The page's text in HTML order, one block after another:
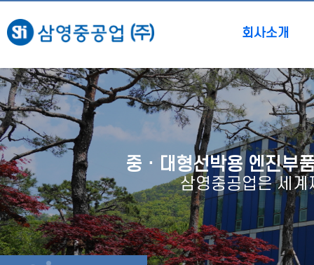
회사소개
중ㆍ대형선박용 엔진부
삼영중공업은 세